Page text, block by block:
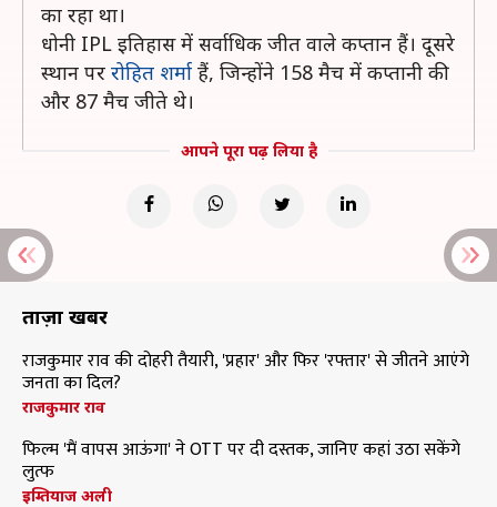
का रहा था।
धोनी IPL इतिहास में सर्वाधिक जीत वाले कप्तान हैं। दूसरे
स्थान पर रोहित शर्मा हैं, जिन्होंने 158 मैच में कप्तानी की
और 87 मैच जीते थे।
आपने पूरा पढ़ लिया है
ताज़ा खबरें
राजकुमार राव की दोहरी तैयारी, 'प्रहार' और फिर 'रफ्तार' से जीतने आएंगे
जनता का दिल?
राजकुमार राव
फिल्म 'मैं वापस आऊंगा' ने OTT पर दी दस्तक, जानिए कहां उठा सकेंगे
लुत्फ
इम्तियाज अली